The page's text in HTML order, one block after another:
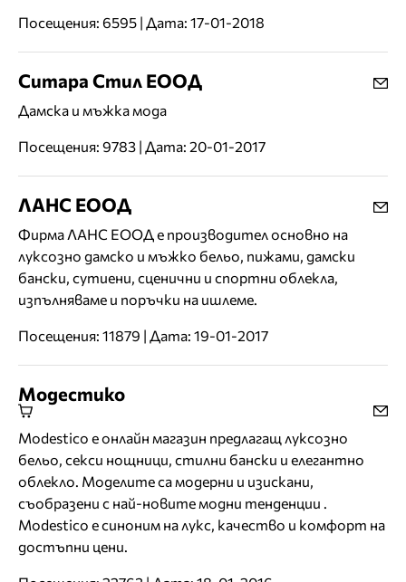
Посещения: 6595 | Дата: 17-01-2018
Ситара Стил ЕООД
Дамска и мъжка мода
Посещения: 9783 | Дата: 20-01-2017
ЛАНС ЕООД
Фирма ЛАНС ЕООД е производител основно на
луксозно дамско и мъжко бельо, пижами, дамски
бански, сутиени, сценични и спортни облекла,
изпълняваме и поръчки на ишлеме.
Посещения: 11879 | Дата: 19-01-2017
Модестико
Modestico е онлайн магазин предлагащ луксозно
бельо, секси нощници, стилни бански и елегантно
облекло. Моделите са модерни и изискани,
съобразени с най-новите модни тенденции .
Modestico e синоним на лукс, качество и комфорт на
достъпни цени.